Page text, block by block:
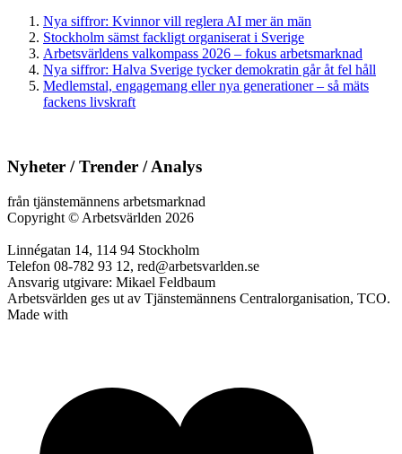
Nya siffror: Kvinnor vill reglera AI mer än män
Stockholm sämst fackligt organiserat i Sverige
Arbetsvärldens valkompass 2026 – fokus arbetsmarknad
Nya siffror: Halva Sverige tycker demokratin går åt fel håll
Medlemstal, engagemang eller nya generationer – så mäts
fackens livskraft
Nyheter / Trender / Analys
från tjänstemännens arbetsmarknad
Copyright © Arbetsvärlden 2026
Linnégatan 14, 114 94 Stockholm
Telefon 08-782 93 12, red@arbetsvarlden.se
Ansvarig utgivare: Mikael Feldbaum
Arbetsvärlden ges ut av Tjänstemännens Centralorganisation, TCO.
Made with